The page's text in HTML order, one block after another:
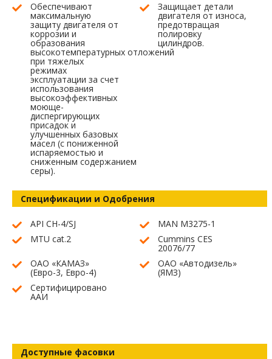
Обеспечивают
максимальную
защиту двигателя от
коррозии и
образования
высокотемпературных отложений
при тяжелых
режимах
эксплуатации за счет
использования
высокоэффективных
моюще-
диспергирующих
присадок и
улучшенных базовых
масел (с пониженной
испаряемостью и
сниженным содержанием
серы).
Защищает детали
двигателя от износа,
предотвращая
полировку
цилиндров.
Спецификации и Одобрения
API CH-4/SJ
MAN M3275-1
MTU cat.2
Cummins CES
20076/77
ОАО «КАМАЗ»
(Евро-3, Евро-4)
ОАО «Автодизель»
(ЯМЗ)
Сертифицировано
ААИ
Доступные фасовки